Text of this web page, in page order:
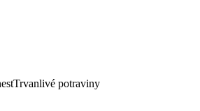
Trvanlivé potraviny